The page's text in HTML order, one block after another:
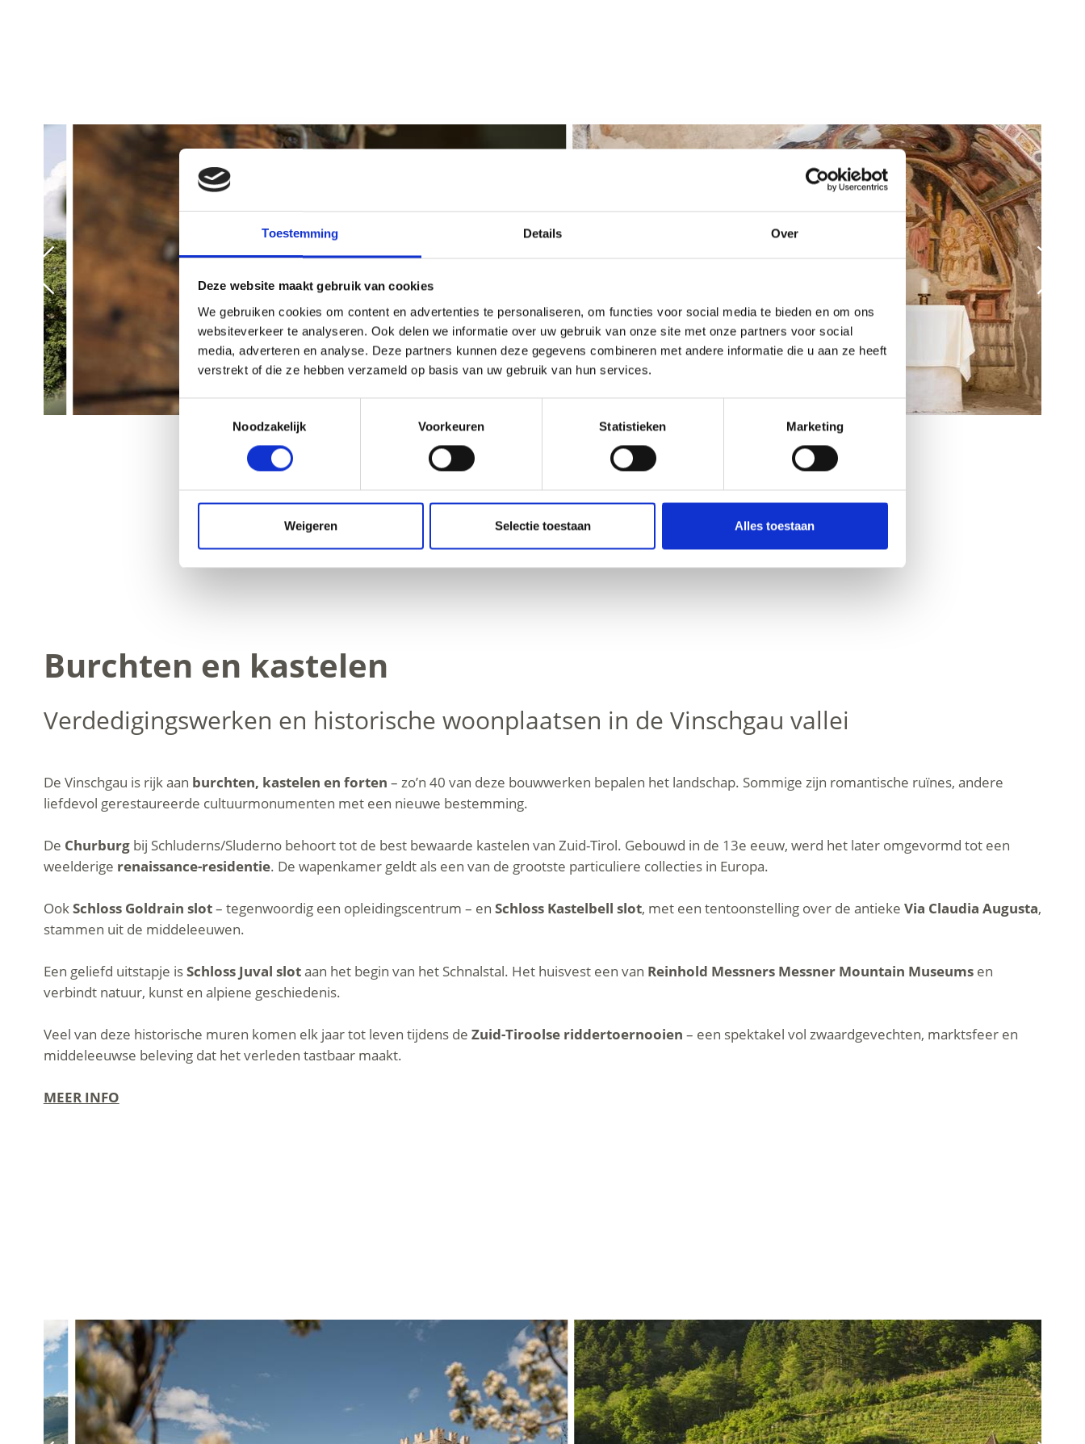
Toestemming Details Over
Deze website maakt gebruik van cookies
We gebruiken cookies om content en advertenties te personaliseren, om functies voor social media te bieden en om ons
websiteverkeer te analyseren. Ook delen we informatie over uw gebruik van onze site met onze partners voor social
media, adverteren en analyse. Deze partners kunnen deze gegevens combineren met andere informatie die u aan ze heeft
verstrekt of die ze hebben verzameld op basis van uw gebruik van hun services.
Toestemmingsselectie
Noodzakelijk
Voorkeuren Statistieken Marketing
Weigeren Selectie toestaan Alles toestaan
Burchten en kastelen
Verdedigingswerken en historische woonplaatsen in de Vinschgau vallei
De Vinschgau is rijk aan burchten, kastelen en forten – zo’n 40 van deze bouwwerken bepalen het landschap. Sommige zijn romantische ruïnes, andere
liefdevol gerestaureerde cultuurmonumenten met een nieuwe bestemming.
De Churburg bij Schluderns/Sluderno behoort tot de best bewaarde kastelen van Zuid-Tirol. Gebouwd in de 13e eeuw, werd het later omgevormd tot een
weelderige renaissance-residentie. De wapenkamer geldt als een van de grootste particuliere collecties in Europa.
OokSchloss Goldrain slot– tegenwoordig een opleidingscentrum – en Schloss Kastelbell slot, met een tentoonstelling over de antieke Via Claudia Augusta,
stammen uit de middeleeuwen.
Een geliefd uitstapje isSchloss Juval slotaan het begin van het Schnalstal. Het huisvest een van Reinhold Messners Messner Mountain Museumsen
verbindt natuur, kunst en alpiene geschiedenis.
Veel van deze historische muren komen elk jaar tot leven tijdens de Zuid-Tiroolse riddertoernooien – een spektakel vol zwaardgevechten, marktsfeer en
middeleeuwse beleving dat het verleden tastbaar maakt.
MEER INFO